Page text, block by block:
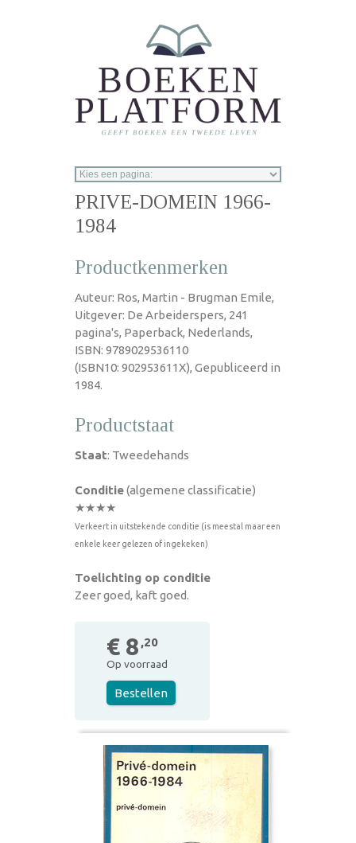
PRIVE-DOMEIN 1966-
1984
Productkenmerken
Auteur: Ros, Martin - Brugman Emile,
Uitgever: De Arbeiderspers, 241
pagina's, Paperback, Nederlands,
ISBN: 9789029536110
(ISBN10: 902953611X), Gepubliceerd in
1984.
Productstaat
Staat: Tweedehands
Conditie(algemene classificatie)
★★★★
Verkeert in uitstekende conditie (is meestal maar een
enkele keer gelezen of ingekeken)
Toelichting op conditie
Zeer goed, kaft goed.
€ 8 ,20
Op voorraad
Bestellen